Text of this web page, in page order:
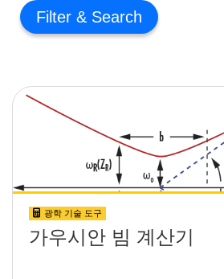
Filter
광학 기술 도구
가우시안 빔 계산기